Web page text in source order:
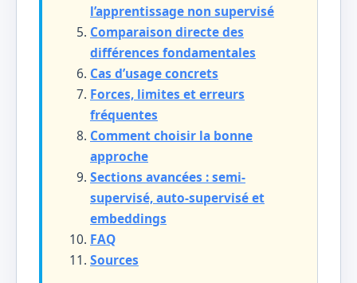
l’apprentissage non supervisé
Comparaison directe des
différences fondamentales
Cas d’usage concrets
Forces, limites et erreurs
fréquentes
Comment choisir la bonne
approche
Sections avancées : semi-
supervisé, auto-supervisé et
embeddings
FAQ
Sources